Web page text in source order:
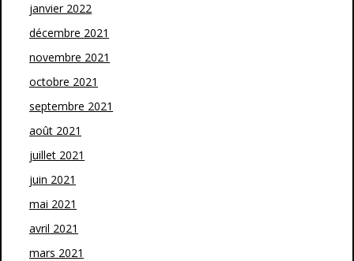
janvier 2022
décembre 2021
novembre 2021
octobre 2021
septembre 2021
août 2021
juillet 2021
juin 2021
mai 2021
avril 2021
mars 2021